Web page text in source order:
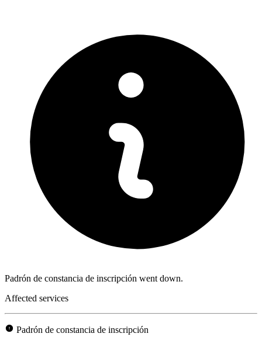
Padrón de constancia de inscripción went down.
Affected services
Padrón de constancia de inscripción